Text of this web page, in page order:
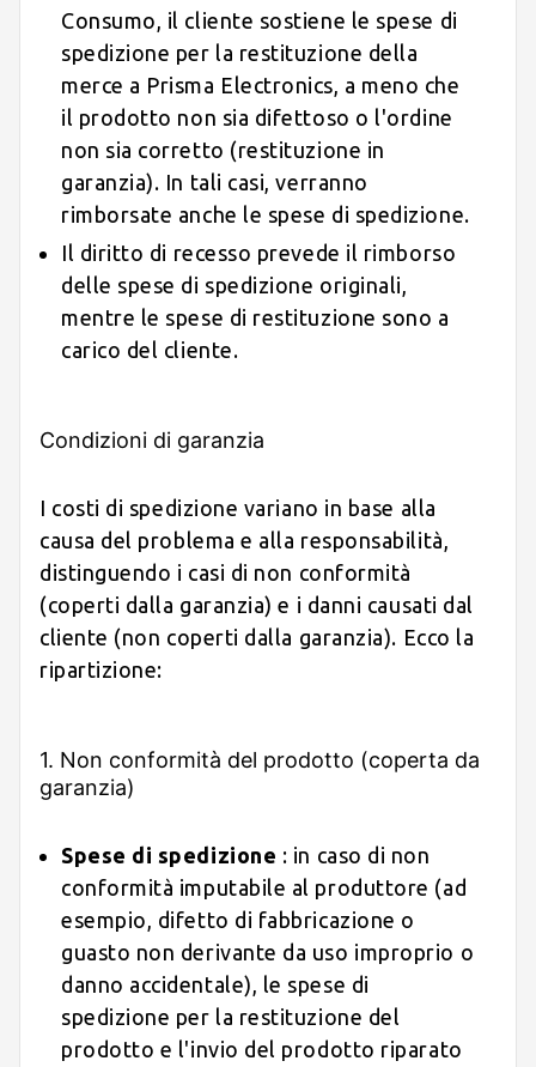
Consumo, il cliente sostiene le spese di
spedizione per la restituzione della
merce a Prisma Electronics, a meno che
il prodotto non sia difettoso o l'ordine
non sia corretto (restituzione in
garanzia). In tali casi, verranno
rimborsate anche le spese di spedizione.
Il diritto di recesso prevede il rimborso
delle spese di spedizione originali,
mentre le spese di restituzione sono a
carico del cliente.
Condizioni di garanzia
I costi di spedizione variano in base alla
causa del problema e alla responsabilità,
distinguendo i casi di non conformità
(coperti dalla garanzia) e i danni causati dal
cliente (non coperti dalla garanzia). Ecco la
ripartizione:
1. Non conformità del prodotto (coperta da
garanzia)
Spese di spedizione : in caso di non
conformità imputabile al produttore (ad
esempio, difetto di fabbricazione o
guasto non derivante da uso improprio o
danno accidentale), le spese di
spedizione per la restituzione del
prodotto e l'invio del prodotto riparato